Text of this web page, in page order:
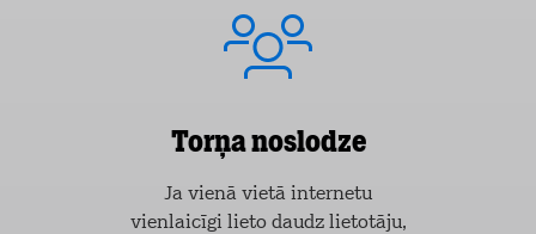
Torņa noslodze
Ja vienā vietā internetu
vienlaicīgi lieto daudz lietotāju,